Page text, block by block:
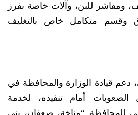
تجفيف، ومقاشر للبن، وآلات خاصة بفرز
وقسم متكامل خاص بالتغليف
دعم قيادة الوزارة والمحافظة في
الصعوبات أمام تنفيذه، لخدمة